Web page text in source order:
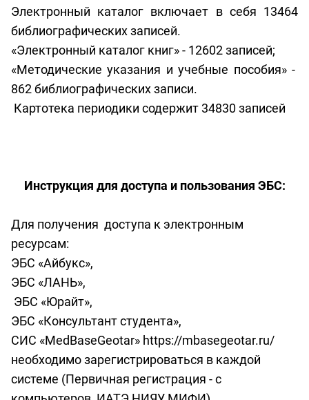
Электронный каталог включает в себя 13464
библиографических записей.
«Электронный каталог книг» - 12602 записей;
«Методические указания и учебные пособия» -
862 библиографических записи.
Картотека периодики содержит 34830 записей
Инструкция для доступа и пользования ЭБС:
Для получения доступа к электронным
ресурсам:
ЭБС «Айбукс»,
ЭБС «ЛАНЬ»,
ЭБС «Юрайт»,
ЭБС «Консультант студента»,
СИС «MedBaseGeotar» https://mbasegeotar.ru/
необходимо зарегистрироваться в каждой
системе (Первичная регистрация - с